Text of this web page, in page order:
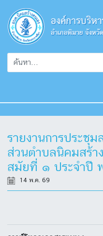
รายงานการประชุ
ส่วนตำบลนิคมสร้
สมัยที่ ๑ ประจำปี
14 พ.ค. 69